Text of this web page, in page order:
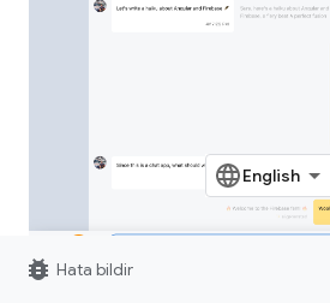
bug_report Hata bildir